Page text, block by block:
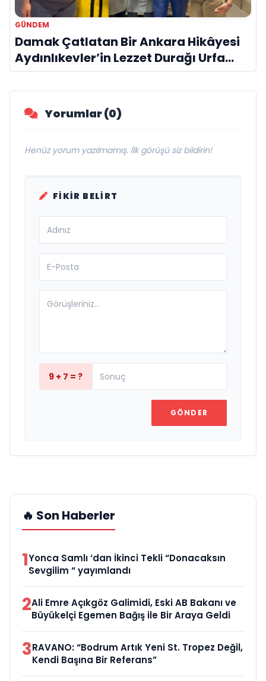
GÜNDEM
Damak Çatlatan Bir Ankara Hikâyesi
Aydınlıkevler’in Lezzet Durağı Urfa
Damak
Yorumlar (0)
Henüz yorum yazılmamış. İlk görüşü siz bildirin!
FIKIR BELIRT
9 + 7 = ?
GÖNDER
🔥 Son Haberler
1Yonca Samlı ‘dan İkinci Tekli “Donacaksın
Sevgilim “ yayımlandı
2Ali Emre Açıkgöz Galimidi, Eski AB Bakanı ve
Büyükelçi Egemen Bağış ile Bir Araya Geldi
3RAVANO: “Bodrum Artık Yeni St. Tropez Değil,
Kendi Başına Bir Referans”